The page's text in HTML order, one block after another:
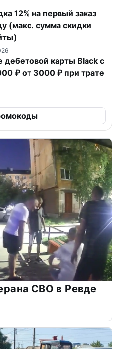
12% на первый заказ
(макс. сумма скидки
карты Black с
₽ от 3000 ₽ при трате
СВО в Ревде